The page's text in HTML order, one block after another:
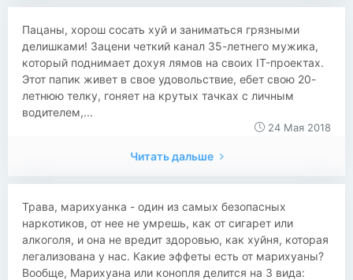
​Пацаны, хорош сосать хуй и заниматься грязными
делишками! Зацени четкий канал 35-летнего мужика,
который поднимает дохуя лямов на своих IT-проектах.
Этот папик живет в свое удовольствие, ебет свою 20-
летнюю телку, гоняет на крутых тачках с личным
водителем,...
24 Мая 2018
Читать дальше
Трава, марихуанка - один из самых безопасных
наркотиков, от нее не умрешь, как от сигарет или
алкоголя, и она не вредит здоровью, как хуйня, которая
легализована у нас. Какие эффеты есть от марихуаны?
Вообще, Марихуана или конопля делится на 3 вида: